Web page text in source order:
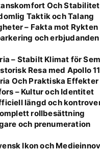
Och Stabilitet
Taktik och Talang
– Fakta mot Rykten
och erbjudanden
– Stabilt Klimat för
Resa med Apollo 11
Och Praktiska Effekter
– Kultur och Identitet
längd och
rollbesättning
och prenumeration
Ikon och